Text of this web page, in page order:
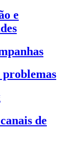
e
problemas
de